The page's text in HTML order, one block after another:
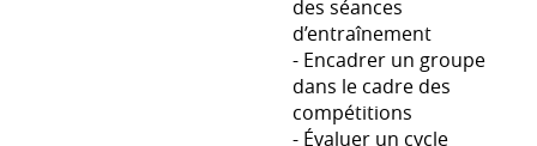
des séances
d’entraînement
- Encadrer un groupe
dans le cadre des
compétitions
- Évaluer un cycle